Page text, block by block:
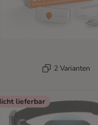
2 Varianten
lieferbar